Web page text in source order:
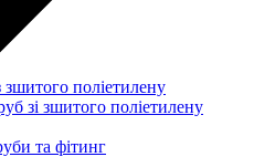
зшитого поліетилену
зі зшитого поліетилену
та фітинг